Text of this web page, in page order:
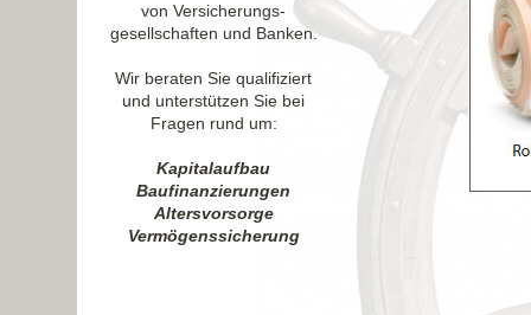
von Versicherungs-
gesellschaften und Banken.
Wir beraten Sie qualifiziert
und unterstützen Sie bei
Fragen rund um:
Kapitalaufbau
Baufinanzierungen
Altersvorsorge
Vermögenssicherung